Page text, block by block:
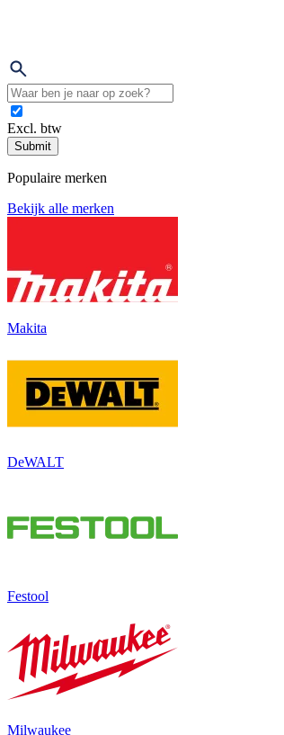
Excl. btw
Submit
Populaire merken
Bekijk alle merken
Makita
DeWALT
Festool
Milwaukee